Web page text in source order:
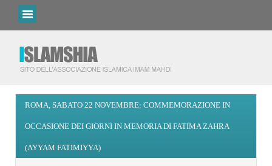
ROMA, SABATO 22 NOVEMBRE: COMMEMORAZIONE IN
OCCASIONE DEI GIORNI IN MEMORIA DI FATIMA ZAHRA
(AYYAM FATIMIYYA)